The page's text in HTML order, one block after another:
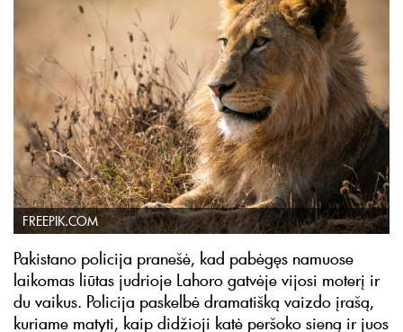
FREEPIK.COM
Pakistano policija pranešė, kad pabėgęs namuose
laikomas liūtas judrioje Lahoro gatvėje vijosi moterį ir
du vaikus. Policija paskelbė dramatišką vaizdo įrašą,
kuriame matyti, kaip didžioji katė peršoko sieną ir juos